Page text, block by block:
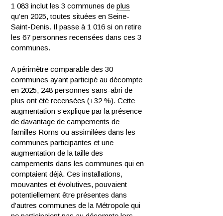
1 083 inclut les 3 communes deplus
qu’en 2025, toutes situées en Seine-
Saint-Denis. Il passe à 1 016 si on retire
les 67 personnes recensées dans ces 3
communes.
A périmètre comparable des 30
communes ayant participé au décompte
en 2025, 248 personnes sans-abri de
plus ont été recensées (+32 %). Cette
augmentation s’explique par la présence
de davantage de campements de
familles Roms ou assimilées dans les
communes participantes et une
augmentation de la taille des
campements dans les communes qui en
comptaient déjà. Ces installations,
mouvantes et évolutives, pouvaient
potentiellement être présentes dans
d’autres communes de la Métropole qui